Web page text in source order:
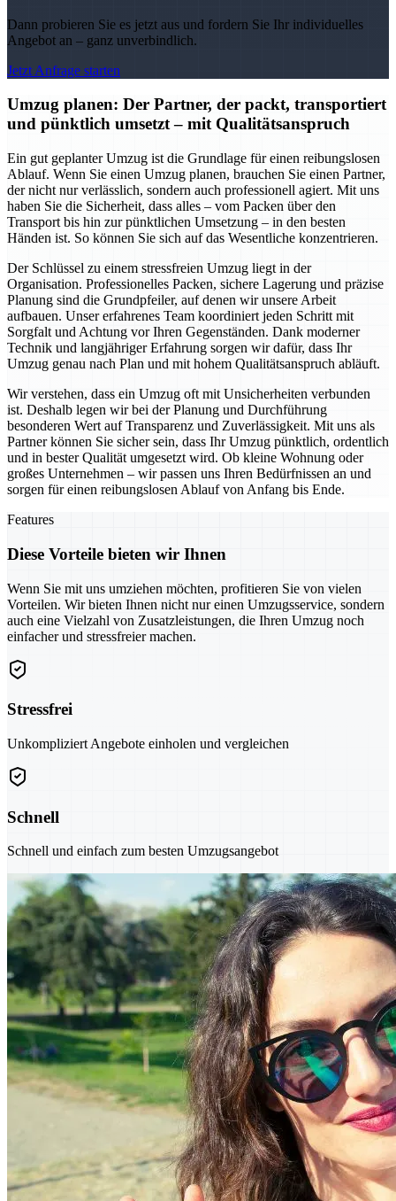
Dann probieren Sie es jetzt aus und fordern Sie Ihr individuelles
Angebot an – ganz unverbindlich.
Jetzt Anfrage starten
Umzug planen: Der Partner, der packt, transportiert
und pünktlich umsetzt – mit Qualitätsanspruch
Ein gut geplanter Umzug ist die Grundlage für einen reibungslosen
Ablauf. Wenn Sie einen Umzug planen, brauchen Sie einen Partner,
der nicht nur verlässlich, sondern auch professionell agiert. Mit uns
haben Sie die Sicherheit, dass alles – vom Packen über den
Transport bis hin zur pünktlichen Umsetzung – in den besten
Händen ist. So können Sie sich auf das Wesentliche konzentrieren.
Der Schlüssel zu einem stressfreien Umzug liegt in der
Organisation. Professionelles Packen, sichere Lagerung und präzise
Planung sind die Grundpfeiler, auf denen wir unsere Arbeit
aufbauen. Unser erfahrenes Team koordiniert jeden Schritt mit
Sorgfalt und Achtung vor Ihren Gegenständen. Dank moderner
Technik und langjähriger Erfahrung sorgen wir dafür, dass Ihr
Umzug genau nach Plan und mit hohem Qualitätsanspruch abläuft.
Wir verstehen, dass ein Umzug oft mit Unsicherheiten verbunden
ist. Deshalb legen wir bei der Planung und Durchführung
besonderen Wert auf Transparenz und Zuverlässigkeit. Mit uns als
Partner können Sie sicher sein, dass Ihr Umzug pünktlich, ordentlich
und in bester Qualität umgesetzt wird. Ob kleine Wohnung oder
großes Unternehmen – wir passen uns Ihren Bedürfnissen an und
sorgen für einen reibungslosen Ablauf von Anfang bis Ende.
Features
Diese Vorteile bieten wir Ihnen
Wenn Sie mit uns umziehen möchten, profitieren Sie von vielen
Vorteilen. Wir bieten Ihnen nicht nur einen Umzugsservice, sondern
auch eine Vielzahl von Zusatzleistungen, die Ihren Umzug noch
einfacher und stressfreier machen.
Stressfrei
Unkompliziert Angebote einholen und vergleichen
Schnell
Schnell und einfach zum besten Umzugsangebot